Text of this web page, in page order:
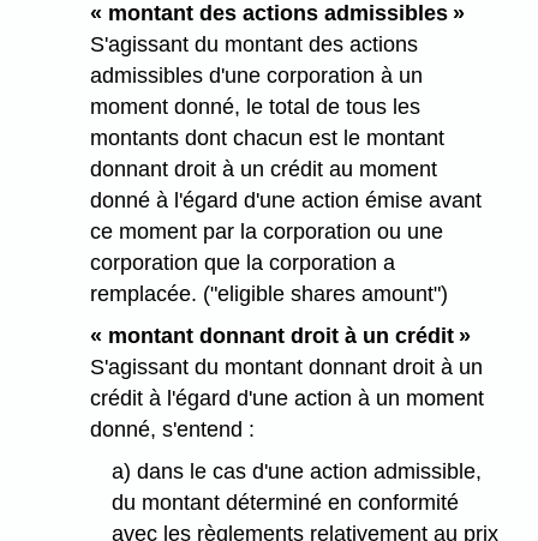
« montant des actions admissibles »
S'agissant du montant des actions
admissibles d'une corporation à un
moment donné, le total de tous les
montants dont chacun est le montant
donnant droit à un crédit au moment
donné à l'égard d'une action émise avant
ce moment par la corporation ou une
corporation que la corporation a
remplacée. ("eligible shares amount")
« montant donnant droit à un crédit »
S'agissant du montant donnant droit à un
crédit à l'égard d'une action à un moment
donné, s'entend :
a) dans le cas d'une action admissible,
du montant déterminé en conformité
avec les règlements relativement au prix